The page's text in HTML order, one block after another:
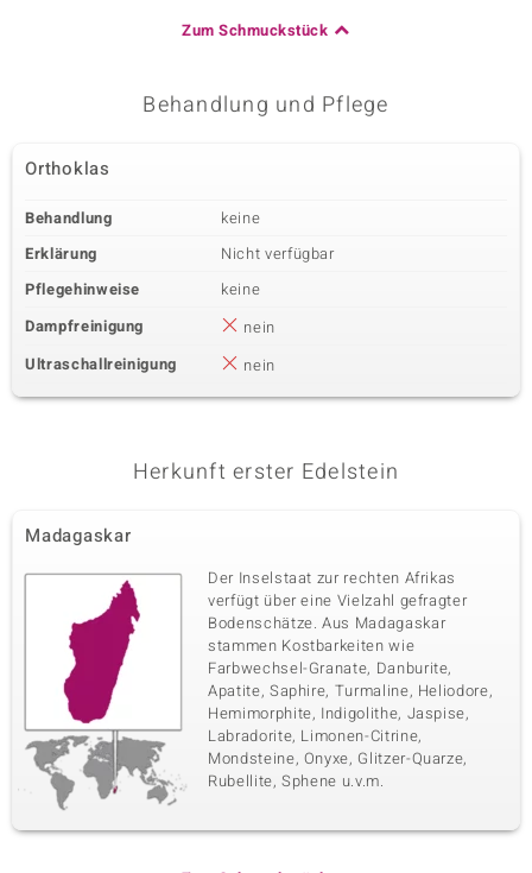
Zum Schmuckstück
Behandlung und Pflege
Orthoklas
Behandlung
keine
Erklärung
Nicht verfügbar
Pflegehinweise
keine
Dampfreinigung
nein
Ultraschallreinigung
nein
Herkunft erster Edelstein
Madagaskar
Der Inselstaat zur rechten Afrikas
verfügt über eine Vielzahl gefragter
Bodenschätze. Aus Madagaskar
stammen Kostbarkeiten wie
Farbwechsel-Granate, Danburite,
Apatite, Saphire, Turmaline, Heliodore,
Hemimorphite, Indigolithe, Jaspise,
Labradorite, Limonen-Citrine,
Mondsteine, Onyxe, Glitzer-Quarze,
Rubellite, Sphene u.v.m.